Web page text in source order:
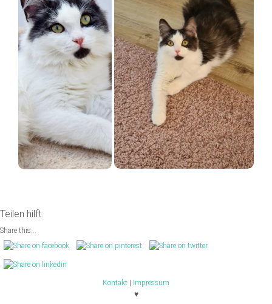
Teilen hilft:
Share this...
Kontakt | Impressum
♥